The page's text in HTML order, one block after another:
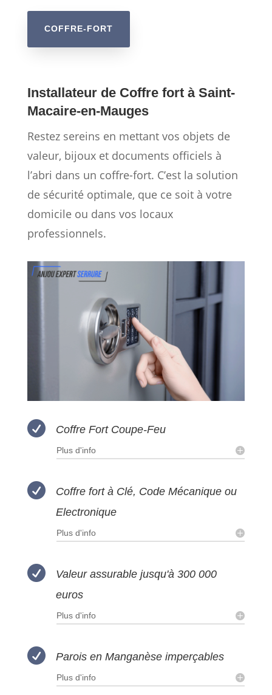
COFFRE-FORT
Installateur de Coffre fort à Saint-
Macaire-en-Mauges
Restez sereins en mettant vos objets de
valeur, bijoux et documents officiels à
l’abri dans un coffre-fort. C’est la solution
de sécurité optimale, que ce soit à votre
domicile ou dans vos locaux
professionnels.
 Coffre Fort Coupe-Feu
Plus d'info

Coffre fort à Clé, Code Mécanique ou
Electronique
Plus d'info

Valeur assurable jusqu'à 300 000
euros
Plus d'info
 Parois en Manganèse imperçables
Plus d'info